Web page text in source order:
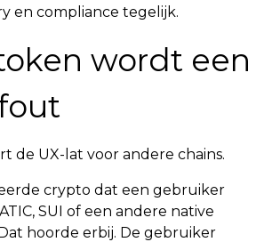
en compliance tegelijk.
wordt een
de UX-lat voor andere chains.
crypto dat een gebruiker
SUI of een andere native
hoorde erbij. De gebruiker